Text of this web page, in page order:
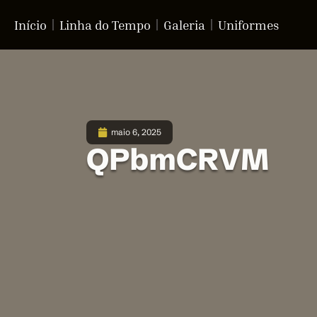
Início Linha do Tempo Galeria Uniformes
maio 6, 2025
QPbmCRVM